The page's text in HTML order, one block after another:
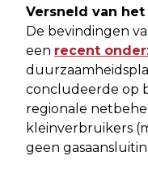
Versneld van het
De bevindingen
een recent
concludeerde op
regionale
kleinverbruikers
geen